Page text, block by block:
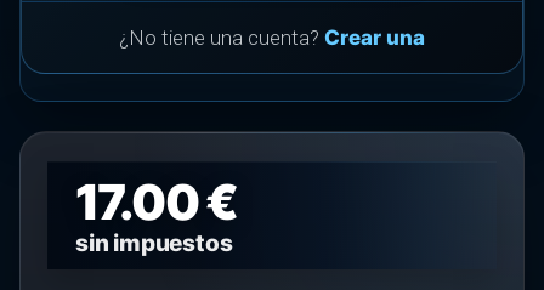
¿No tiene una cuenta? Crear una
17.00 €
sin impuestos